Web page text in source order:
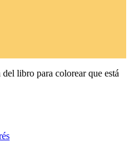
libro para colorear que está